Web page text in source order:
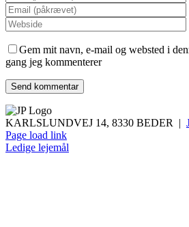
Gem mit navn, e-mail og websted i
gang jeg kommenterer
KARLSLUNDVEJ 14, 8330 BEDER |
Page load link
Ledige lejemål